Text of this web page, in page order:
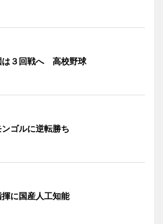
は３回戦へ 高校野球
ンゴルに逆転勝ち
揮に国産人工知能